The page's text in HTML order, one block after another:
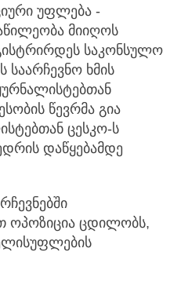
უფლება -
მიიღოს
საკონსულო
საარჩევნო ხმის
წევრმა გია
ცესკო-ს
დაწყებამდე
ოპოზიცია ცდილობს,